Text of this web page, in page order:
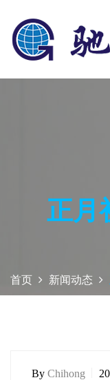
正月
首页 新闻动态
By Chihong